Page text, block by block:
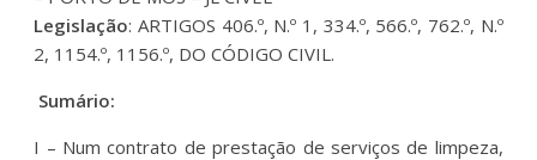
Legislação: ARTIGOS 406.º, N.º 1, 334.º, 566.º, 762.º, N.º
2, 1154.º, 1156.º, DO CÓDIGO CIVIL.
Sumário:
I – Num contrato de prestação de serviços de limpeza,